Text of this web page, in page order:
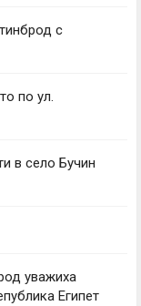
с
по ул.
в село Бучин
уважиха
Египет